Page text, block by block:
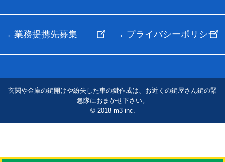
業務提携先募集 プライバシーポリシー
玄関や金庫の鍵開けや紛失した車の鍵作成は、お近くの鍵屋さん鍵の緊
急隊におまかせ下さい。
© 2018 m3 inc.